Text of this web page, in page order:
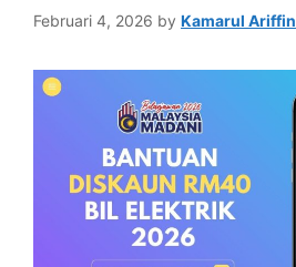
Februari 4, 2026 by Kamarul Ariffin